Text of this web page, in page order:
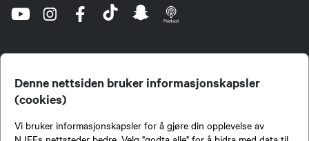
Denne nettsiden bruker informasjonskapsler
(cookies)
Vi bruker informasjonskapsler for å gjøre din opplevelse av
jegere og sportsfiskere og et av de viktigste miljøene for formidling av kunnskap om jakt og
fiske i Norge. Vi er en partipolitisk nøytral organisasjon, men har et sterkt jakt-, fiske-, og